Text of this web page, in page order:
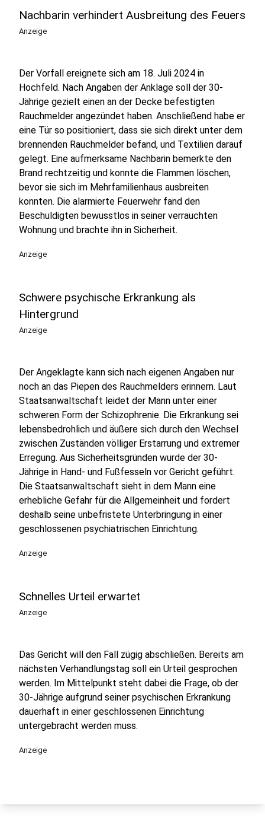
Nachbarin verhindert Ausbreitung des Feuers
Anzeige
Der Vorfall ereignete sich am 18. Juli 2024 in
Hochfeld. Nach Angaben der Anklage soll der 30-
Jährige gezielt einen an der Decke befestigten
Rauchmelder angezündet haben. Anschließend habe er
eine Tür so positioniert, dass sie sich direkt unter dem
brennenden Rauchmelder befand, und Textilien darauf
gelegt. Eine aufmerksame Nachbarin bemerkte den
Brand rechtzeitig und konnte die Flammen löschen,
bevor sie sich im Mehrfamilienhaus ausbreiten
konnten. Die alarmierte Feuerwehr fand den
Beschuldigten bewusstlos in seiner verrauchten
Wohnung und brachte ihn in Sicherheit.
Anzeige
Schwere psychische Erkrankung als
Hintergrund
Anzeige
Der Angeklagte kann sich nach eigenen Angaben nur
noch an das Piepen des Rauchmelders erinnern. Laut
Staatsanwaltschaft leidet der Mann unter einer
schweren Form der Schizophrenie. Die Erkrankung sei
lebensbedrohlich und äußere sich durch den Wechsel
zwischen Zuständen völliger Erstarrung und extremer
Erregung. Aus Sicherheitsgründen wurde der 30-
Jährige in Hand- und Fußfesseln vor Gericht geführt.
Die Staatsanwaltschaft sieht in dem Mann eine
erhebliche Gefahr für die Allgemeinheit und fordert
deshalb seine unbefristete Unterbringung in einer
geschlossenen psychiatrischen Einrichtung.
Anzeige
Schnelles Urteil erwartet
Anzeige
Das Gericht will den Fall zügig abschließen. Bereits am
nächsten Verhandlungstag soll ein Urteil gesprochen
werden. Im Mittelpunkt steht dabei die Frage, ob der
30-Jährige aufgrund seiner psychischen Erkrankung
dauerhaft in einer geschlossenen Einrichtung
untergebracht werden muss.
Anzeige